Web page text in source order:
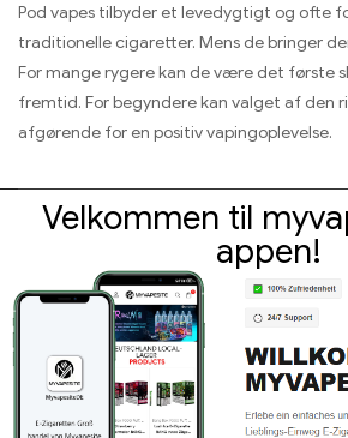
Pod vapes tilbyder et levedygtigt og ofte
traditionelle cigaretter. Mens de bringer
For mange rygere kan de være det første
fremtid. For begyndere kan valget af den
afgørende for en positiv vapingoplevelse.
Velkommen til
appen!